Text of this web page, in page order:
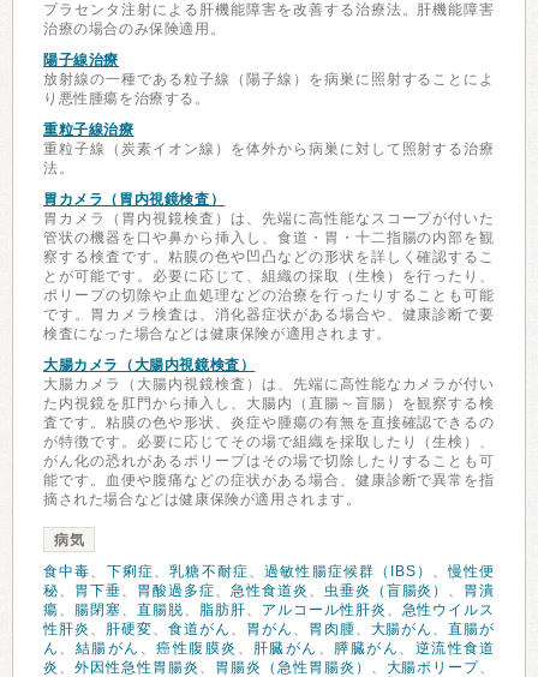
プラセンタ注射による肝機能障害を改善する治療法。肝機能障害
治療の場合のみ保険適用。
陽子線治療
放射線の一種である粒子線（陽子線）を病巣に照射することによ
り悪性腫瘍を治療する。
重粒子線治療
重粒子線（炭素イオン線）を体外から病巣に対して照射する治療
法。
胃カメラ（胃内視鏡検査）
胃カメラ（胃内視鏡検査）は、先端に高性能なスコープが付いた
管状の機器を口や鼻から挿入し、食道・胃・十二指腸の内部を観
察する検査です。粘膜の色や凹凸などの形状を詳しく確認するこ
とが可能です。必要に応じて、組織の採取（生検）を行ったり、
ポリープの切除や止血処理などの治療を行ったりすることも可能
です。胃カメラ検査は、消化器症状がある場合や、健康診断で要
検査になった場合などは健康保険が適用されます。
大腸カメラ（大腸内視鏡検査）
大腸カメラ（大腸内視鏡検査）は、先端に高性能なカメラが付い
た内視鏡を肛門から挿入し、大腸内（直腸～盲腸）を観察する検
査です。粘膜の色や形状、炎症や腫瘍の有無を直接確認できるの
が特徴です。必要に応じてその場で組織を採取したり（生検）、
がん化の恐れがあるポリープはその場で切除したりすることも可
能です。血便や腹痛などの症状がある場合、健康診断で異常を指
摘された場合などは健康保険が適用されます。
病気
食中毒、 下痢症、乳糖不耐症、過敏性腸症候群（IBS） 、慢性便
秘、 胃下垂、 胃酸過多症、 急性食道炎 、 虫垂炎（盲腸炎） 、 胃潰
瘍、 腸閉塞、 直腸脱、 脂肪肝、 アルコール性肝炎 、 急性ウイルス
性肝炎 、 肝硬変、 食道がん 、 胃がん 、 胃肉腫、 大腸がん 、直腸が
ん 、 結腸がん 、癌性腹膜炎 、 肝臓がん 、 膵臓がん 、 逆流性食道
炎 、 外因性急性胃腸炎 、 胃腸炎（急性胃腸炎） 、 大腸ポリープ、